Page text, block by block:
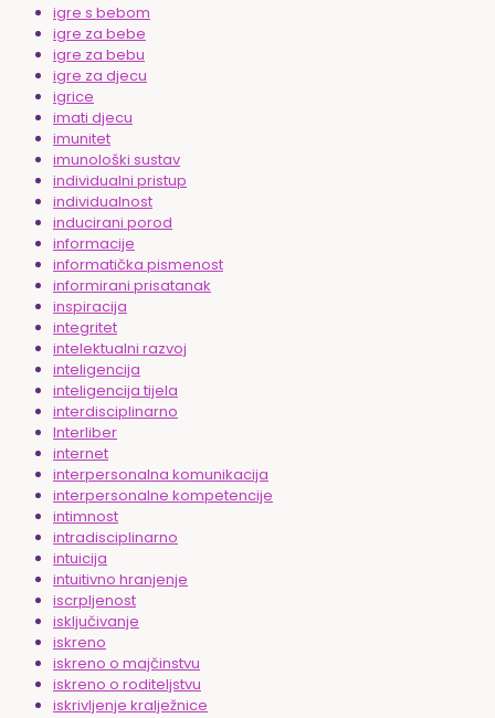
igre s bebom
igre za bebe
igre za bebu
igre za djecu
igrice
imati djecu
imunitet
imunološki sustav
individualni pristup
individualnost
inducirani porod
informacije
informatička pismenost
informirani prisatanak
inspiracija
integritet
intelektualni razvoj
inteligencija
inteligencija tijela
interdisciplinarno
Interliber
internet
interpersonalna komunikacija
interpersonalne kompetencije
intimnost
intradisciplinarno
intuicija
intuitivno hranjenje
iscrpljenost
isključivanje
iskreno
iskreno o majčinstvu
iskreno o roditeljstvu
iskrivljenje kralježnice